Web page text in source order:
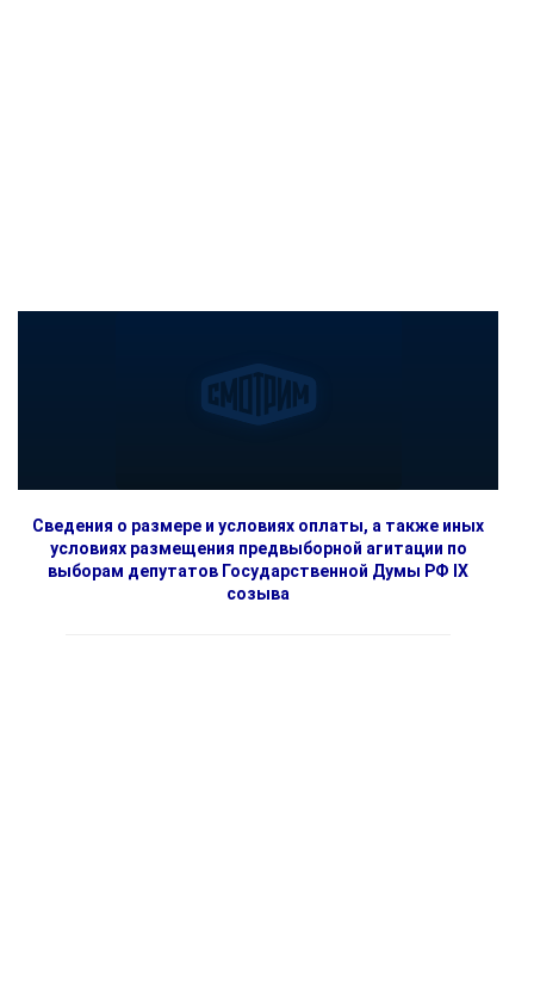
Сведения о размере и условиях оплаты, а также иных
условиях размещения предвыборной агитации по
выборам депутатов Государственной Думы РФ IX
созыва